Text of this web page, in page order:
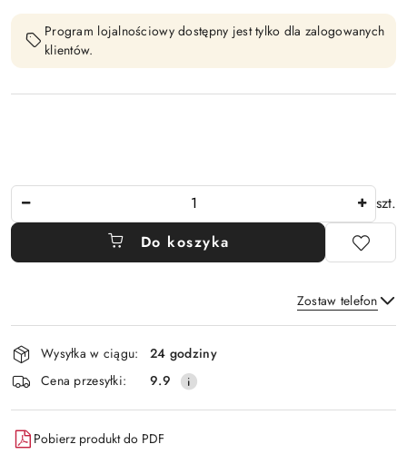
Program lojalnościowy dostępny jest tylko dla zalogowanych
klientów.
szt.
Do koszyka
Zostaw telefon
Wyślij
Dostępność
i
dostawa
Wysyłka w ciągu:
24 godziny
Cena przesyłki:
9.9
Pobierz produkt do PDF